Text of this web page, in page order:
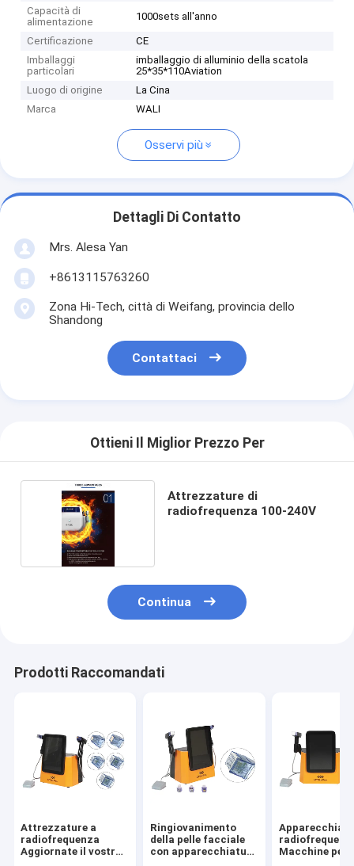
Capacità di
alimentazione
1000sets all'anno
Certificazione
CE
Imballaggi
particolari
imballaggio di alluminio della scatola
25*35*110Aviation
Luogo di origine
La Cina
Marca
WALI
Osservi più
Dettagli Di Contatto
Mrs. Alesa Yan
+8613115763260
Zona Hi-Tech, città di Weifang, provincia dello
Shandong
Contattaci
Ottieni Il Miglior Prezzo Per
Attrezzature di
radiofrequenza 100-240V
Continua
Prodotti Raccomandati
Attrezzature a
radiofrequenza
Aggiornate il vostro
Ringiovanimento
della pelle facciale
con apparecchiature
Macchine per